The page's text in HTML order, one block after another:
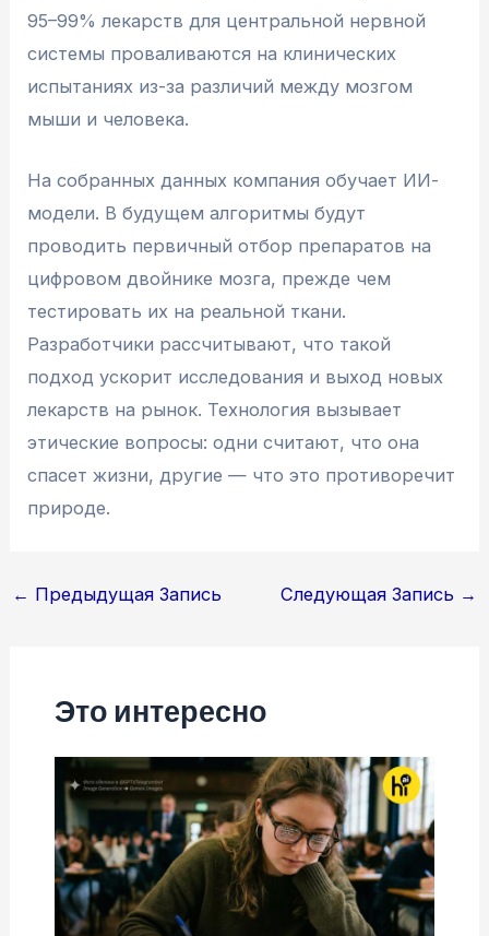
95–99% лекарств для центральной нервной
системы проваливаются на клинических
испытаниях из-за различий между мозгом
мыши и человека.
На собранных данных компания обучает ИИ-
модели. В будущем алгоритмы будут
проводить первичный отбор препаратов на
цифровом двойнике мозга, прежде чем
тестировать их на реальной ткани.
Разработчики рассчитывают, что такой
подход ускорит исследования и выход новых
лекарств на рынок. Технология вызывает
этические вопросы: одни считают, что она
спасет жизни, другие — что это противоречит
природе.
Навигация
← Предыдущая Запись Следующая Запись →
Это интересно